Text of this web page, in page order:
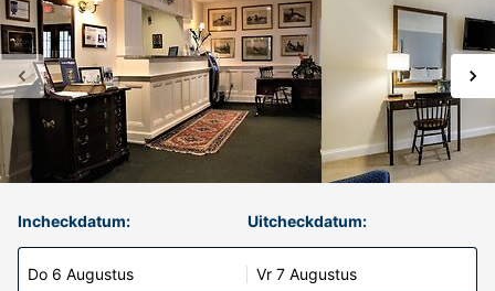
Incheckdatum:
Do 6 Augustus
Uitcheckdatum:
Vr 7 Augustus